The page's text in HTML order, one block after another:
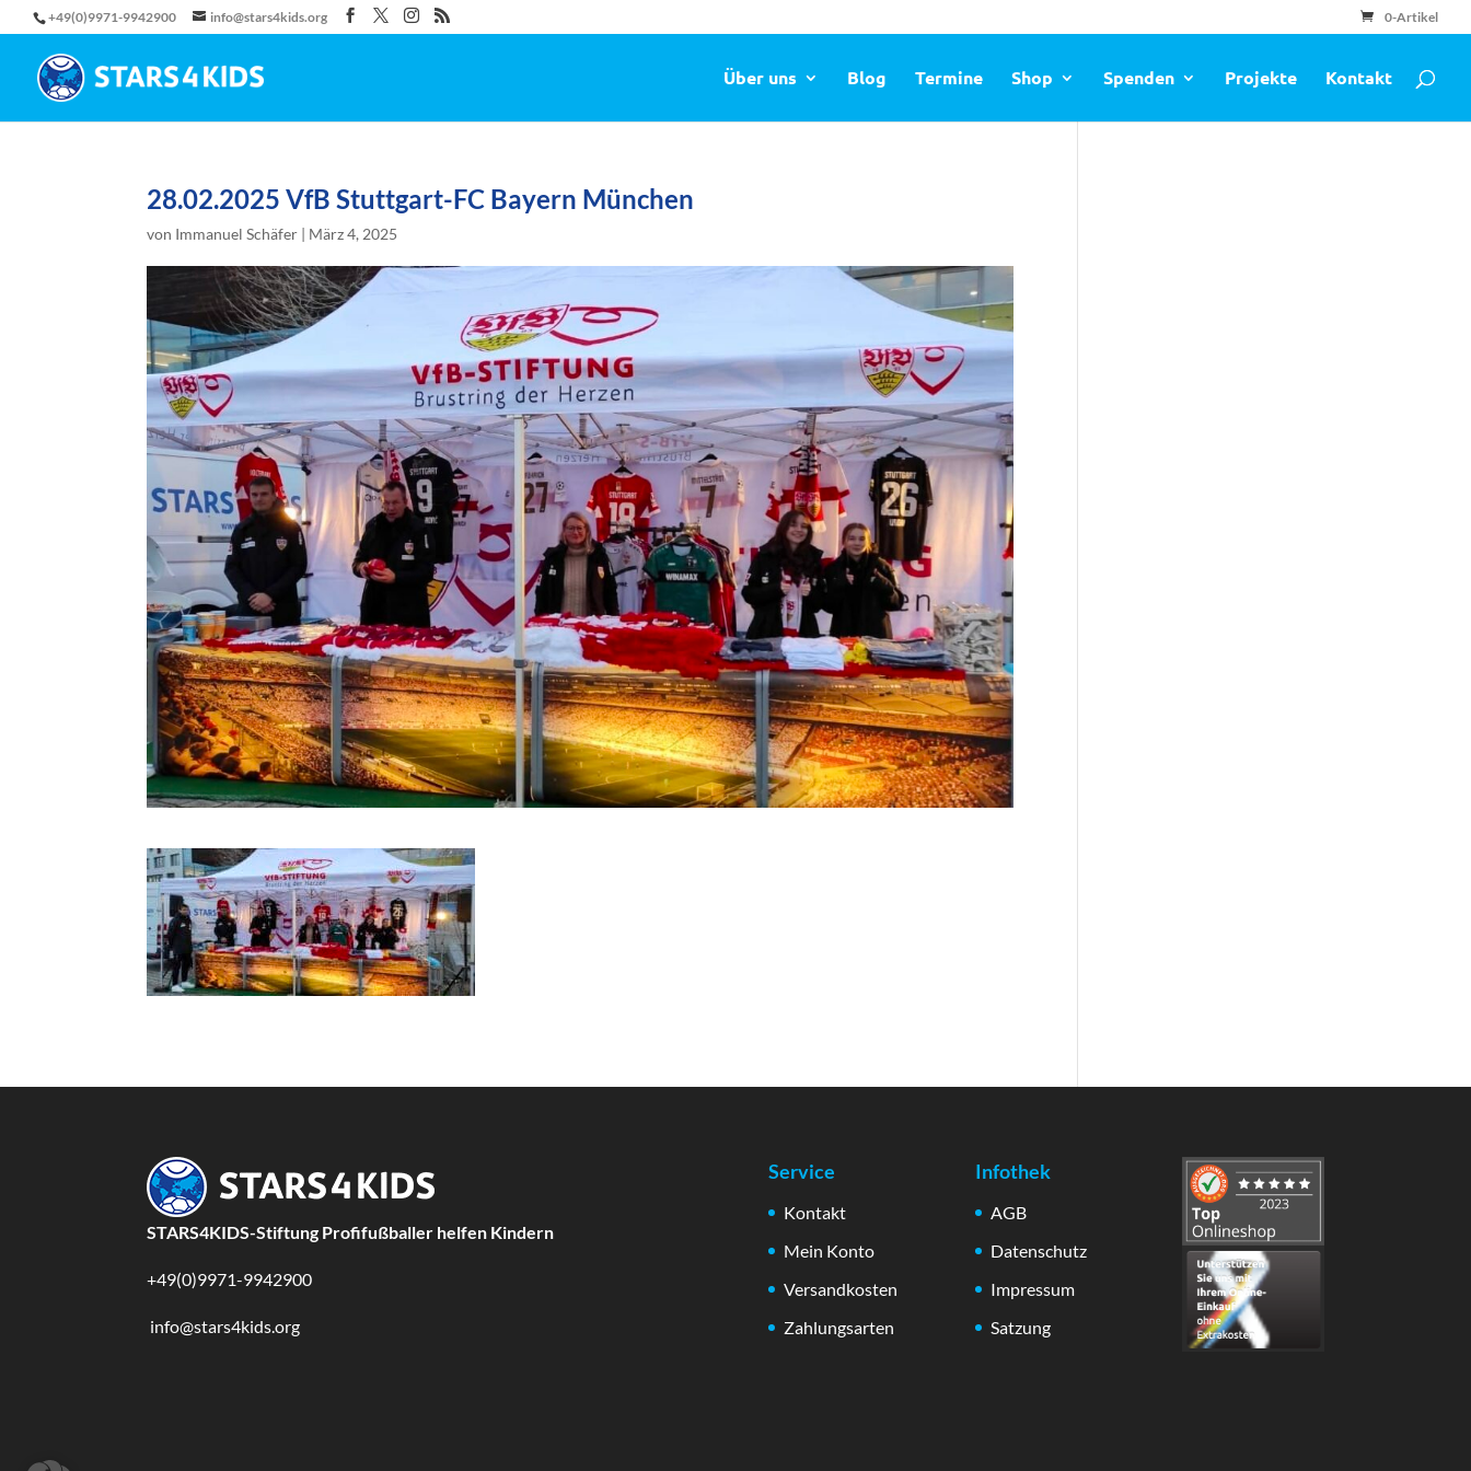
+49(0)9971-9942900 info@stars4kids.org 0-Artikel
Über uns Blog Termine Shop Spenden Projekte Kontakt
28.02.2025 VfB Stuttgart-FC Bayern München
von Immanuel Schäfer | März 4, 2025
STARS4KIDS-Stiftung Profifußballer helfen Kindern
+49(0)9971-9942900
info@stars4kids.org
Service
Kontakt
Mein Konto
Versandkosten
Zahlungsarten
Infothek
AGB
Datenschutz
Impressum
Satzung